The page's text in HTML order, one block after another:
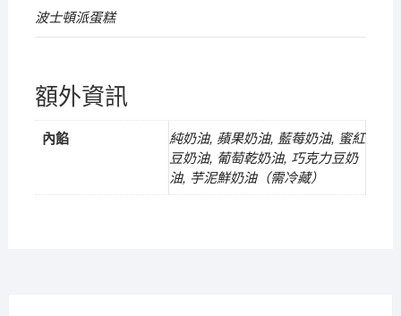
萄
乾
純
奶
油
波士頓派蛋糕
額外資訊
內餡
純奶油, 蘋果奶油, 藍莓奶油, 蜜紅
豆奶油, 葡萄乾奶油, 巧克力豆奶
油, 芋泥鮮奶油（需冷藏）